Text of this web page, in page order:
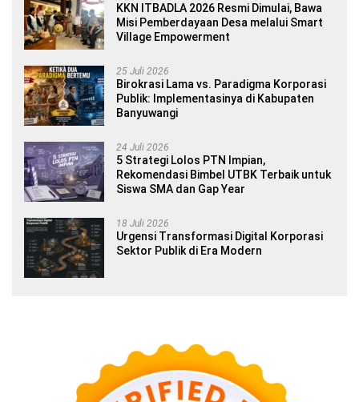
KKN ITBADLA 2026 Resmi Dimulai, Bawa
Misi Pemberdayaan Desa melalui Smart
Village Empowerment
25 Juli 2026
Birokrasi Lama vs. Paradigma Korporasi
Publik: Implementasinya di Kabupaten
Banyuwangi
24 Juli 2026
5 Strategi Lolos PTN Impian,
Rekomendasi Bimbel UTBK Terbaik untuk
Siswa SMA dan Gap Year
18 Juli 2026
Urgensi Transformasi Digital Korporasi
Sektor Publik di Era Modern